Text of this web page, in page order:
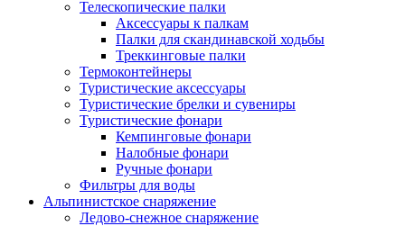
Телескопические палки
Аксессуары к палкам
Палки для скандинавской ходьбы
Треккинговые палки
Термоконтейнеры
Туристические аксессуары
Туристические брелки и сувениры
Туристические фонари
Кемпинговые фонари
Налобные фонари
Ручные фонари
Фильтры для воды
Альпинистское снаряжение
Ледово-снежное снаряжение